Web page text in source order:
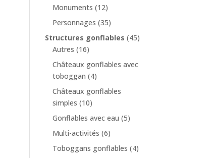
Monuments (12)
Personnages (35)
Structures gonflables (45)
Autres (16)
Châteaux gonflables avec
toboggan (4)
Châteaux gonflables
simples (10)
Gonflables avec eau (5)
Multi-activités (6)
Toboggans gonflables (4)